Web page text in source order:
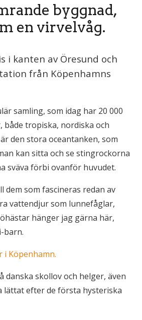
byggnad,
en virvelvåg.
i kanten av Öresund och
från Köpenhamns
samling, som idag har 20 000
både tropiska, nordiska och
den stora oceantanken, som
kan sitta och se stingrockorna
sväva förbi ovanför huvudet.
dem som fascineras redan av
vattendjur som lunnefåglar,
hänger jag gärna här,
barn.
i Köpenhamn.
danska skollov och helger, även
lättat efter de första hysteriska